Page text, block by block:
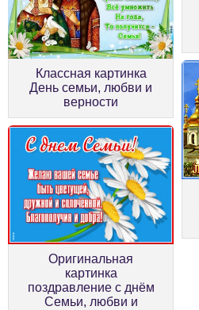
Классная картинка
День семьи, любви и
верности
Оригинальная
картинка
поздравление с днём
Семьи, любви и